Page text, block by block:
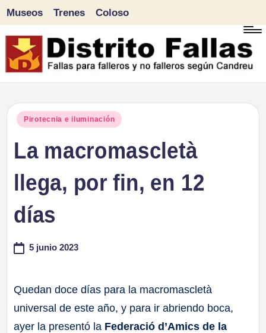
Saltar
al
Museos Trenes Coloso
Publicado
Pirotecnia e iluminación
La macromascletà
llega, por fin, en 12
días
5 junio 2023
Quedan doce días para la macromascletà
universal de este año, y para ir abriendo boca,
ayer la presentó la Federació d’Amics de la